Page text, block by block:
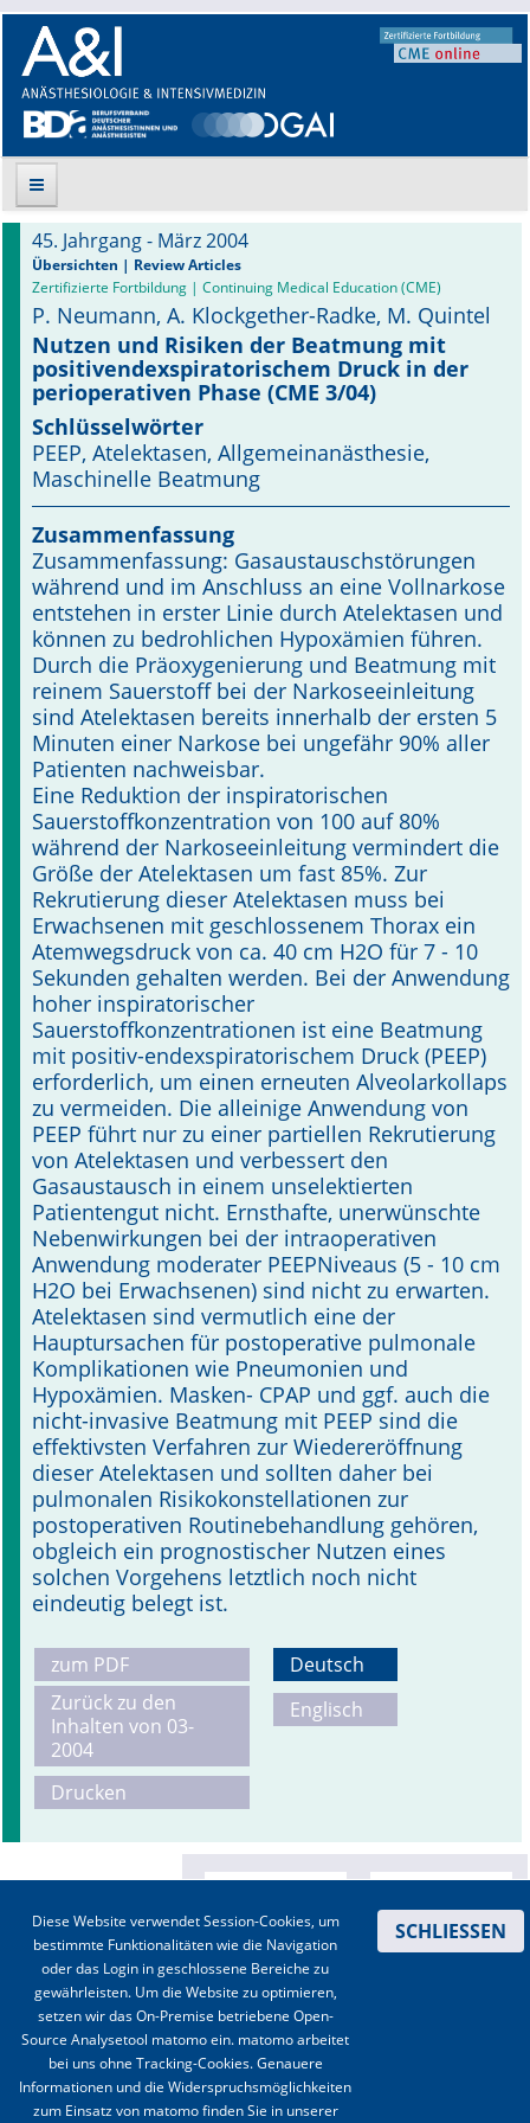
Suche
Aktuelle Ausgabe
Leitlinien
Archiv
Supplements
Supplements OrphanAnesthesia
Online First
A&I English
Mediadaten
Autoren-Service
Bestell-Service
Stellenmarkt
Kongresskalender
45. Jahrgang - März 2004
Übersichten | Review Articles
Zertifizierte Fortbildung | Continuing Medical Education (CME)
P. Neumann, A. Klockgether-Radke, M. Quintel
Nutzen und Risiken der Beatmung mit
positivendexspiratorischem Druck in der
perioperativen Phase (CME 3/04)
Schlüsselwörter
PEEP, Atelektasen, Allgemeinanästhesie,
Maschinelle Beatmung
Zusammenfassung
Zusammenfassung: Gasaustauschstörungen
während und im Anschluss an eine Vollnarkose
entstehen in erster Linie durch Atelektasen und
können zu bedrohlichen Hypoxämien führen.
Durch die Präoxygenierung und Beatmung mit
reinem Sauerstoff bei der Narkoseeinleitung
sind Atelektasen bereits innerhalb der ersten 5
Minuten einer Narkose bei ungefähr 90% aller
Patienten nachweisbar.
Eine Reduktion der inspiratorischen
Sauerstoffkonzentration von 100 auf 80%
während der Narkoseeinleitung vermindert die
Größe der Atelektasen um fast 85%. Zur
Rekrutierung dieser Atelektasen muss bei
Erwachsenen mit geschlossenem Thorax ein
Atemwegsdruck von ca. 40 cm H2O für 7 - 10
Sekunden gehalten werden. Bei der Anwendung
hoher inspiratorischer
Sauerstoffkonzentrationen ist eine Beatmung
mit positiv-endexspiratorischem Druck (PEEP)
erforderlich, um einen erneuten Alveolarkollaps
zu vermeiden. Die alleinige Anwendung von
PEEP führt nur zu einer partiellen Rekrutierung
von Atelektasen und verbessert den
Gasaustausch in einem unselektierten
Patientengut nicht. Ernsthafte, unerwünschte
Nebenwirkungen bei der intraoperativen
Anwendung moderater PEEPNiveaus (5 - 10 cm
H2O bei Erwachsenen) sind nicht zu erwarten.
Atelektasen sind vermutlich eine der
Hauptursachen für postoperative pulmonale
Komplikationen wie Pneumonien und
Hypoxämien. Masken- CPAP und ggf. auch die
nicht-invasive Beatmung mit PEEP sind die
effektivsten Verfahren zur Wiedereröffnung
dieser Atelektasen und sollten daher bei
pulmonalen Risikokonstellationen zur
postoperativen Routinebehandlung gehören,
obgleich ein prognostischer Nutzen eines
solchen Vorgehens letztlich noch nicht
eindeutig belegt ist.
zum PDF
Zurück zu den
Inhalten von 03-
2004
Drucken
Deutsch
Englisch
Diese Website verwendet Session-Cookies, um
bestimmte Funktionalitäten wie die Navigation
oder das Login in geschlossene Bereiche zu
gewährleisten. Um die Website zu optimieren,
setzen wir das On-Premise betriebene Open-
Source Analysetool matomo ein. matomo arbeitet
bei uns ohne Tracking-Cookies. Genauere
Informationen und die Widerspruchsmöglichkeiten
zum Einsatz von matomo finden Sie in unserer
SCHLIESSEN